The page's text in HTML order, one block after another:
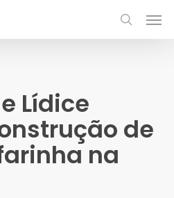
Lídice
de
na